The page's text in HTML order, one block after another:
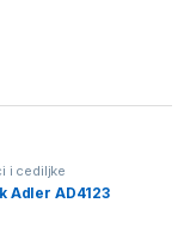
i cediljke
Adler AD4123